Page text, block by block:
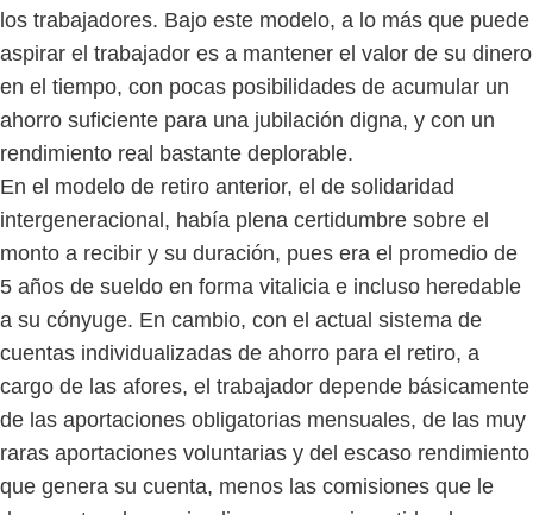
los trabajadores. Bajo este modelo, a lo más que puede
aspirar el trabajador es a mantener el valor de su dinero
en el tiempo, con pocas posibilidades de acumular un
ahorro suficiente para una jubilación digna, y con un
rendimiento real bastante deplorable.
En el modelo de retiro anterior, el de solidaridad
intergeneracional, había plena certidumbre sobre el
monto a recibir y su duración, pues era el promedio de
5 años de sueldo en forma vitalicia e incluso heredable
a su cónyuge. En cambio, con el actual sistema de
cuentas individualizadas de ahorro para el retiro, a
cargo de las afores, el trabajador depende básicamente
de las aportaciones obligatorias mensuales, de las muy
raras aportaciones voluntarias y del escaso rendimiento
que genera su cuenta, menos las comisiones que le